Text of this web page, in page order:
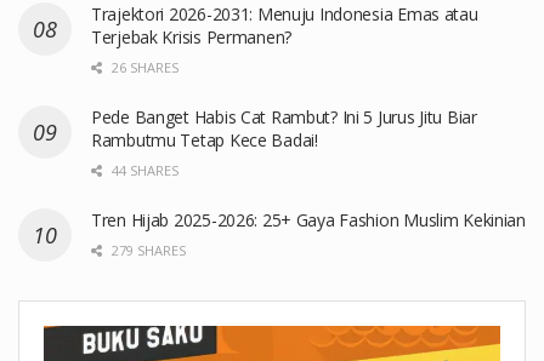
Trajektori 2026-2031: Menuju Indonesia Emas atau
Terjebak Krisis Permanen?
26 SHARES
Pede Banget Habis Cat Rambut? Ini 5 Jurus Jitu Biar
Rambutmu Tetap Kece Badai!
44 SHARES
Tren Hijab 2025-2026: 25+ Gaya Fashion Muslim Kekinian
279 SHARES